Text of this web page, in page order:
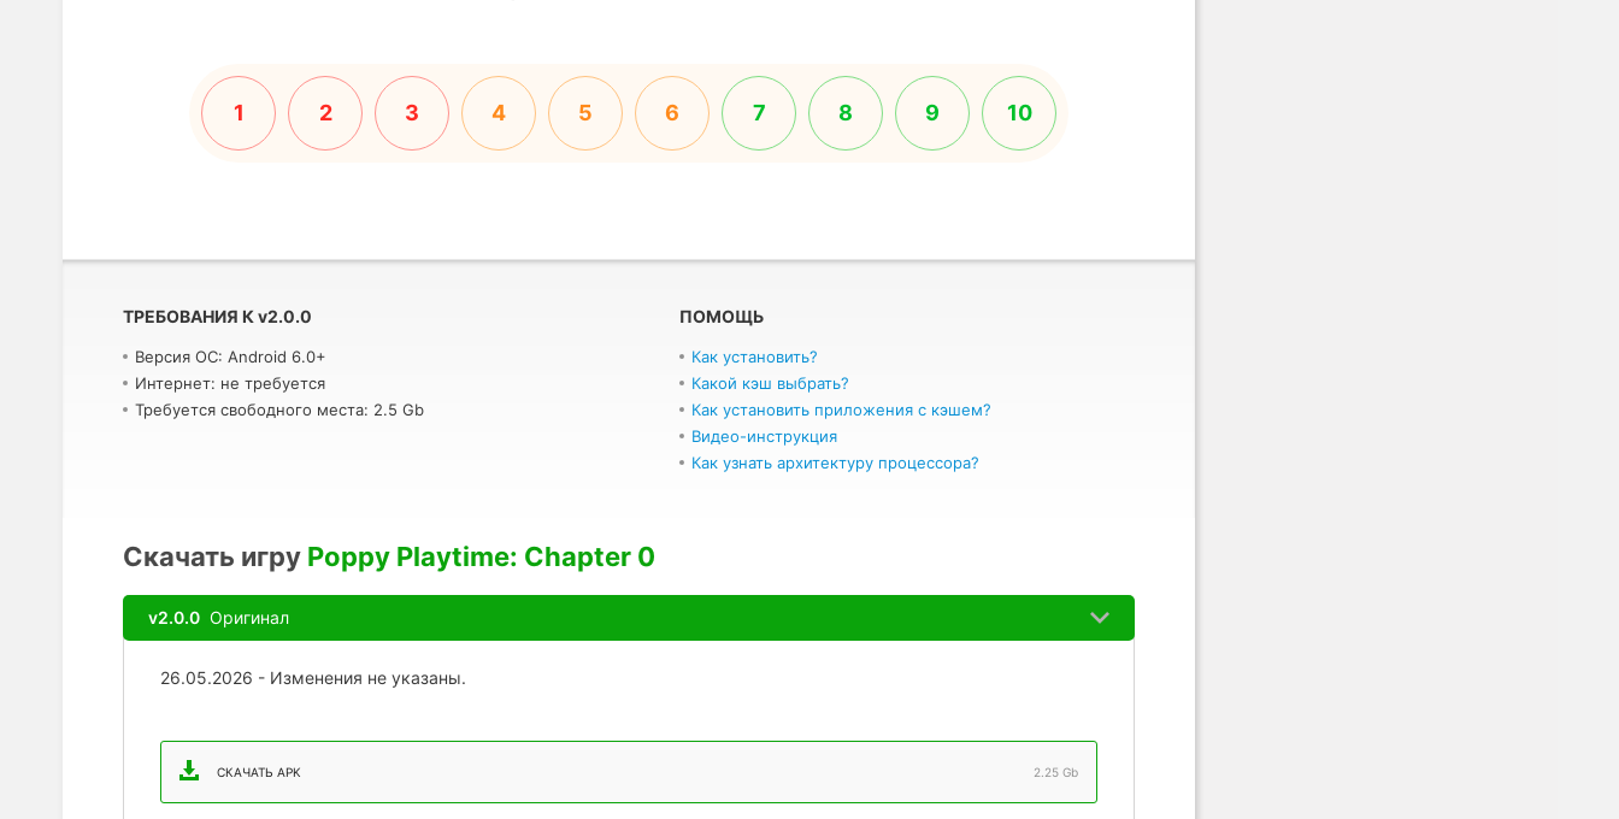
1 2 3 4 5 6 7 8 9 10
ТРЕБОВАНИЯ К v2.0.0
Версия ОС: Android 6.0+
Интернет: не требуется
Требуется свободного места: 2.5 Gb
ПОМОЩЬ
Как установить?
Какой кэш выбрать?
Как установить приложения с кэшем?
Видео-инструкция
Как узнать архитектуру процессора?
Скачать игру Poppy Playtime: Chapter 0
v2.0.0 Оригинал
26.05.2026 - Изменения не указаны.
СКАЧАТЬ APK 2.25 Gb